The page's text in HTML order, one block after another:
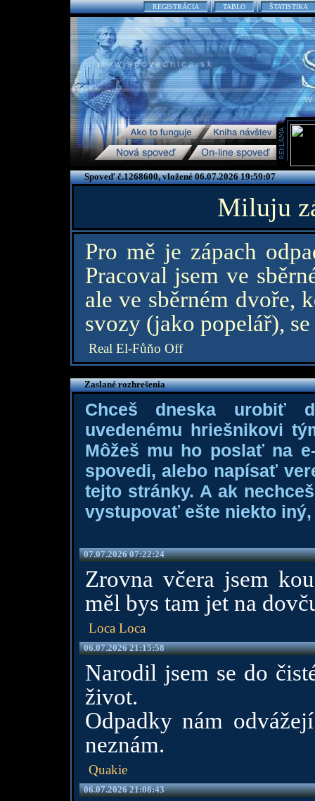
REGISTRÁCIA TABLO ŠTATISTIKA
Spoveď č.1268600, vložené 06.07.2026 19:59:07
Miluju
Pro mě je zápach
Pracoval jsem ve
ale ve sběrném dvoře,
svozy (jako popelář),
Real El-Fůňo Off
Zaslané rozhrešenia
Chceš dneska urobiť
uvedenému hriešnikovi
Môžeš mu ho poslať na
spovedi, alebo napísať
tejto stránky. A ak
vystupovať ešte niekto
07.07.2026 07:22:24
Zrovna včera jsem
měl bys tam jet na
Loca Loca
06.07.2026 21:15:58
Narodil jsem se do
život.
Odpadky nám
neznám.
Quakie
06.07.2026 21:08:43